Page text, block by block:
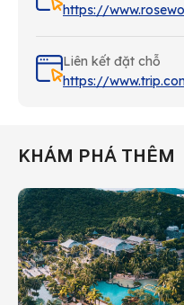
https://
Liên kết đặt chỗ
https://
KHÁM PHÁ THÊM